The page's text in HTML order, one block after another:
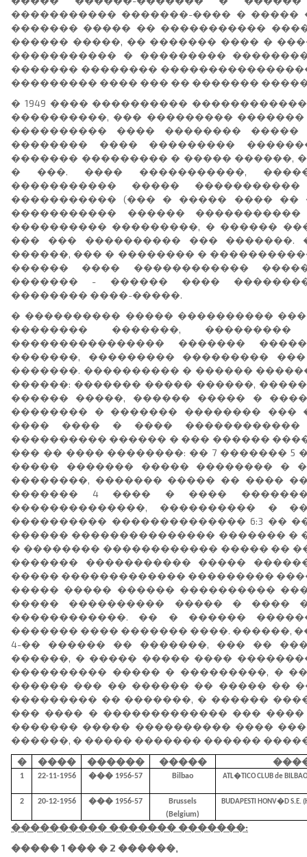
����������� �������-���� �
������� ����� �� �����������
������ �����, �� ������� ���� �
����������� � ���������
������� ��������
��������� ���� ��� �� �������
� 1949 ���� ����������
����������, ��� ���������
���������� ���� ��������
�������� ���� ���������
������� ��������� � ����� ������,
� ���. ���� �����������,
����������� �����
����������� (��� � ����� ���� ��
����������� ������
���������� ���������, � ������
��� ��� ���������� ��� �������.
������, ��� � �������� �
������ ���� ������������
������� - ������ ����
�������� ����-�����.
� ���������� ����� ����������
�������� �������,
���������������� �������
�������, ��������� ���������
�������. ���������� � ������
������: ������� ����� ������,
������ �����, ������ ����� �
�������� � ������� �������� ���
���� ���� � ���� ������������
���������� ������ � ��� ������
��� �� ���� ��������: �� 7 ������� 5
����� ������� ����� �������� �
��������, ������� ����� �� ����
������� 4 ���� � ����
��������������, ���������� �
���������� �������������� 6:3 ��
������ ��������������� ������� �
� �������� ������������ ����� ��
������� ����������� �����
����� ������������� ���������
����� ����� ������ ����������
����� ���������� ����� � ����
������������. �� � ������
������� ���� ������� ����. ������,
4-�� ������ �� �������, ��� ��
������, � ����� ����� ����
���������� ����� � ���������, �
������ ��� �� ������ �� ����� ��
��������� �� �������, � ������
��� ���� � ������������� ���
������� ����� ���������� ����
������, � ����� ������� ������
�
���� ������ �����
1 22-11-1956 ��� 1956-57 Bilbao
ATL�TICO CLUB de
2 20-12-1956 ��� 1956-57
Brussels
(Belgium)
BUDAPESTI HONV�D S.E.
���������� ������� �������:
����� 1 ��� � 2 ������,